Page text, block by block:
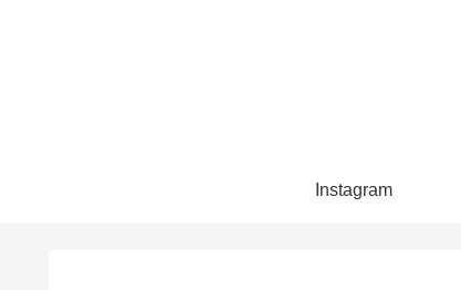
Instagram